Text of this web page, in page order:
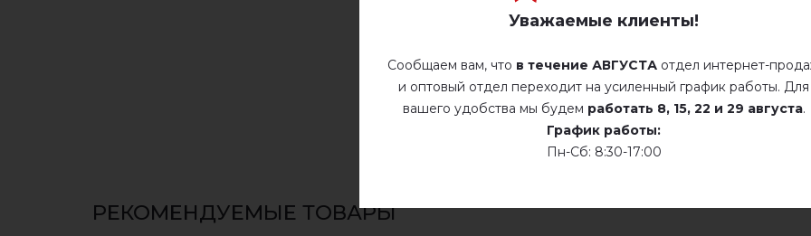
Немає відгуків про цей товар.
добавьте свой отзыв о Папороть ( синяя т.)
РЕКОМЕНДУЕМЫЕ ТОВАРЫ
Уважаемые клиенты!
Сообщаем вам, что в течение АВГУСТА отдел интернет-
и оптовый отдел переходит на усиленный график работы. Для
вашего удобства мы будем работать 8, 15, 22 и 29 августа.
График работы:
Пн-Сб: 8:30-17:00